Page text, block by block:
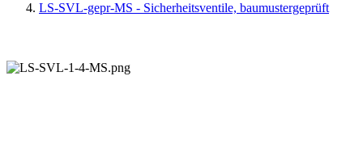
LS-SVL-gepr-MS - Sicherheitsventile, baumustergeprüft